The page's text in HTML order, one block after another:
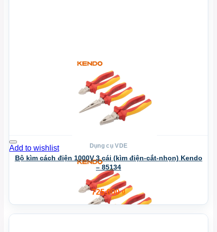
Add to wishlist Dụng cụ VDE
Bộ kìm cách điện 1000V 3 cái (kìm điện-cắt-nhọn) Kendo
– 85134
725.000₫